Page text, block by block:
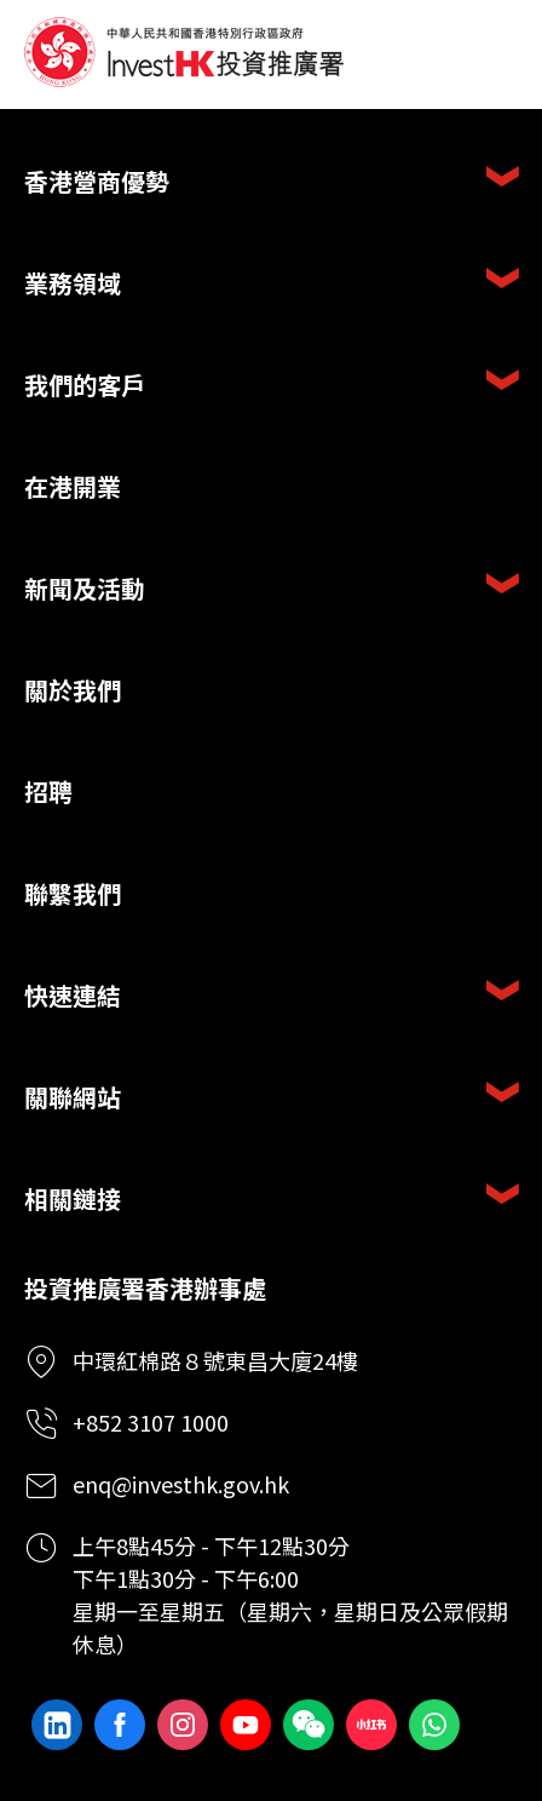
香港營商優勢
業務領域
我們的客戶
在港開業
新聞及活動
關於我們
招聘
聯繫我們
快速連結
關聯網站
相關鏈接
投資推廣署香港辦事處
中環紅棉路８號東昌大廈24樓
+852 3107 1000
enq@investhk.gov.hk
上午8點45分 - 下午12點30分
下午1點30分 - 下午6:00
星期一至星期五（星期六，星期日及公眾假期
休息）